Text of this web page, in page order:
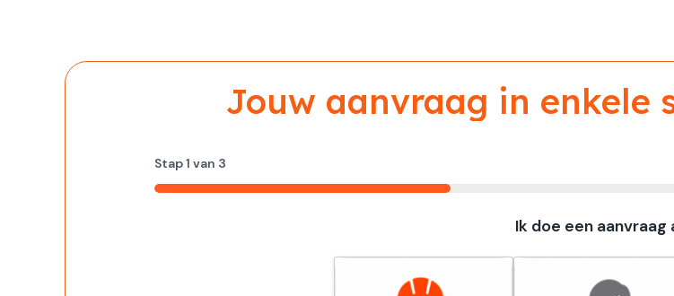
Jouw aanvraag in enkele
Stap1 van 3
33%
Ik doe een aanvraag